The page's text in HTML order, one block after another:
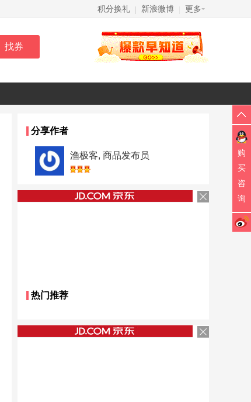
积分换礼 | 新浪微博 更多
分享作者
渔极客, 商品发布员
热门推荐
购
买
咨
询